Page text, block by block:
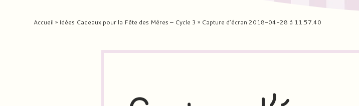
Accueil » Idées Cadeaux pour la Fête des Mères – Cycle 3 » Capture d’écran 2018-04-28 à 11.57.40